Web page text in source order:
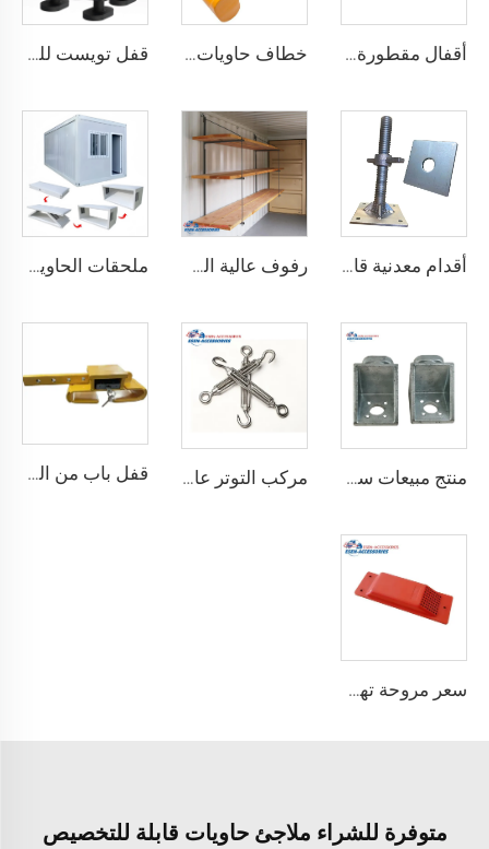
أقفال مقطورة حاويات الشحن البحري شديدة التحمل من Squire، أقفال أمان عالية الأمان، مقاس قفل للحاويات خطاف حاويات المصنع من النوع المستقيم الأيسر/الأيمن مصنوع من سبائك الفولاذ لرفع الحاويات قفل تويست للحاويات الشحنية ISO من الأسفل ومن الجانب & قفل زاوية لتثبيت البضائع
أقدام معدنية قابلة للتعديل لتسوية حاويات الشحن الثقيلة من 75 مم حتى 260 مم بسعة تحمل 12000 كجم رفوف عالية الجودة لحاويات الشحن تعليق رفوف لحاويات الشحن البحرية ملحقات الحاوية المصنوعة في الصين مستقرة وجودتها عالية، منزل حاوية قابل للطي مسبقاً
منتج مبيعات ساخنة معدات ربط حاوية الزاوية القفل مركب التوتر عالي الجودة القياسية وفقًا لمعيار ISO للحاويات قفل باب من الصلب المقوى درجة أمان أفضل قفل شحن حاوية مع 4 مفاتيح
سعر مروحة تهوية الحاويات مروحة عادم حاويات الشحن
متوفرة للشراء ملاجئ حاويات قابلة للتخصيص